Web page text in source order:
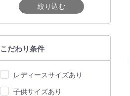
絞り込む
こだわり条件
レディースサイズあり
子供サイズあり